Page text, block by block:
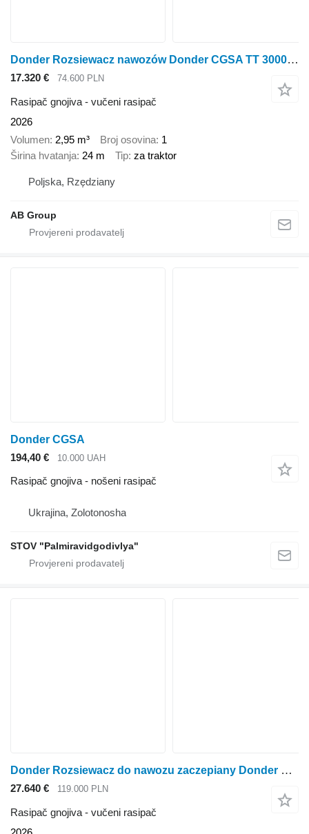
Donder Rozsiewacz nawozów Donder CGSA TT 3000 PRO-PLUS w wersji ciągane
17.320 € 74.600 PLN
Rasipač gnojiva - vučeni rasipač
2026
Volumen 2,95 m³ Broj osovina 1
Širina hvatanja 24 m Tip za traktor
Poljska, Rzędziany
AB Group
Donder CGSA
194,40 €
10.000 UAH
Rasipač gnojiva - nošeni rasipač
Ukrajina, Zolotonosha
STOV "Palmiravidgodivlya"
Donder Rozsiewacz do nawozu zaczepiany Donder Wagon 10000
27.640 € 119.000 PLN
Rasipač gnojiva - vučeni rasipač